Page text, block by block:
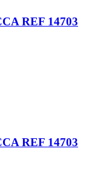
REF 14703
REF 14703